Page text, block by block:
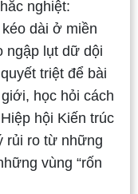
nghiệt:
dài ở miền
ngập lụt dữ dội
triệt để bài
học hỏi cách
hội Kiến trúc
rủi ro từ những
vùng “rốn